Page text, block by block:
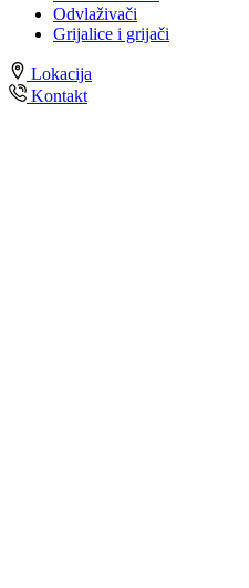
Odvlaživači
Grijalice i grijači
Lokacija
Kontakt